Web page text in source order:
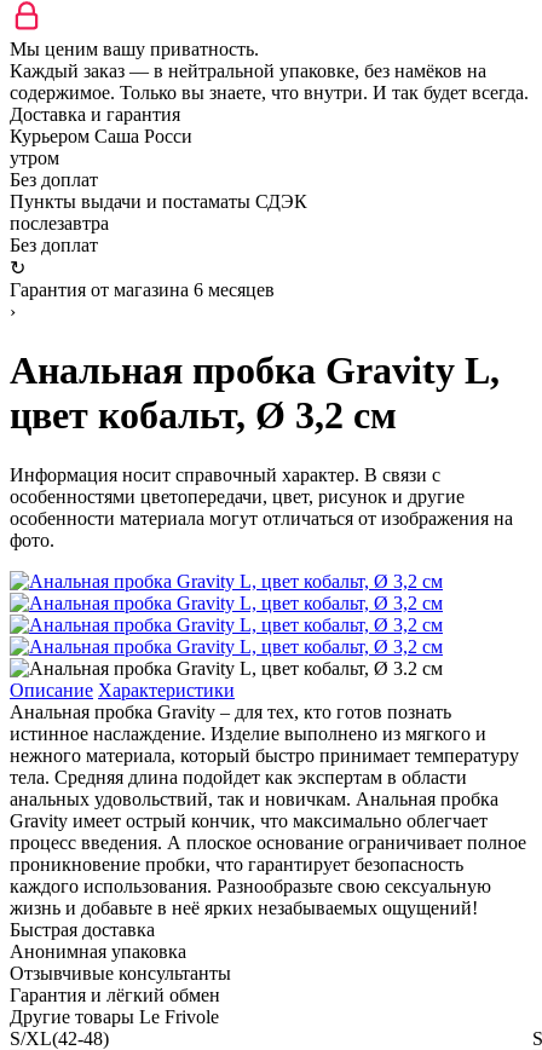
Мы ценим вашу приватность.
Каждый заказ — в нейтральной упаковке, без намёков на
содержимое. Только вы знаете, что внутри. И так будет всегда.
Доставка и гарантия
Курьером Саша Росси
утром
Без доплат
Пункты выдачи и постаматы СДЭК
послезавтра
Без доплат
↻
Гарантия от магазина 6 месяцев
›
Анальная пробка Gravity L,
цвет кобальт, Ø 3,2 см
Информация носит справочный характер. В связи с
особенностями цветопередачи, цвет, рисунок и другие
особенности материала могут отличаться от изображения на
фото.
Описание Характеристики
Анальная пробка Gravity – для тех, кто готов познать
истинное наслаждение. Изделие выполнено из мягкого и
нежного материала, который быстро принимает температуру
тела. Средняя длина подойдет как экспертам в области
анальных удовольствий, так и новичкам. Анальная пробка
Gravity имеет острый кончик, что максимально облегчает
процесс введения. А плоское основание ограничивает полное
проникновение пробки, что гарантирует безопасность
каждого использования. Разнообразьте свою сексуальную
жизнь и добавьте в неё ярких незабываемых ощущений!
Быстрая доставка
Анонимная упаковка
Отзывчивые консультанты
Гарантия и лёгкий обмен
Другие товары Le Frivole
S/XL(42-48)